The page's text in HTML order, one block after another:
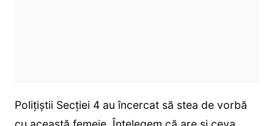
Polițiștii Secției 4 au încercat să stea de vorbă